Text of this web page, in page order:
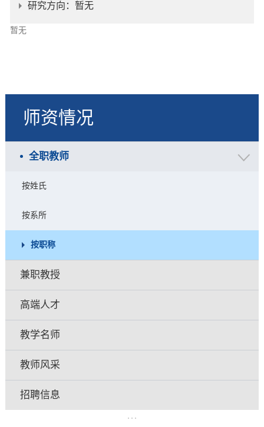
研究方向 ：暂无
暂无
师资情况
全职教师
按姓氏
按系所
按职称
兼职教授
高端人才
教学名师
教师风采
招聘信息